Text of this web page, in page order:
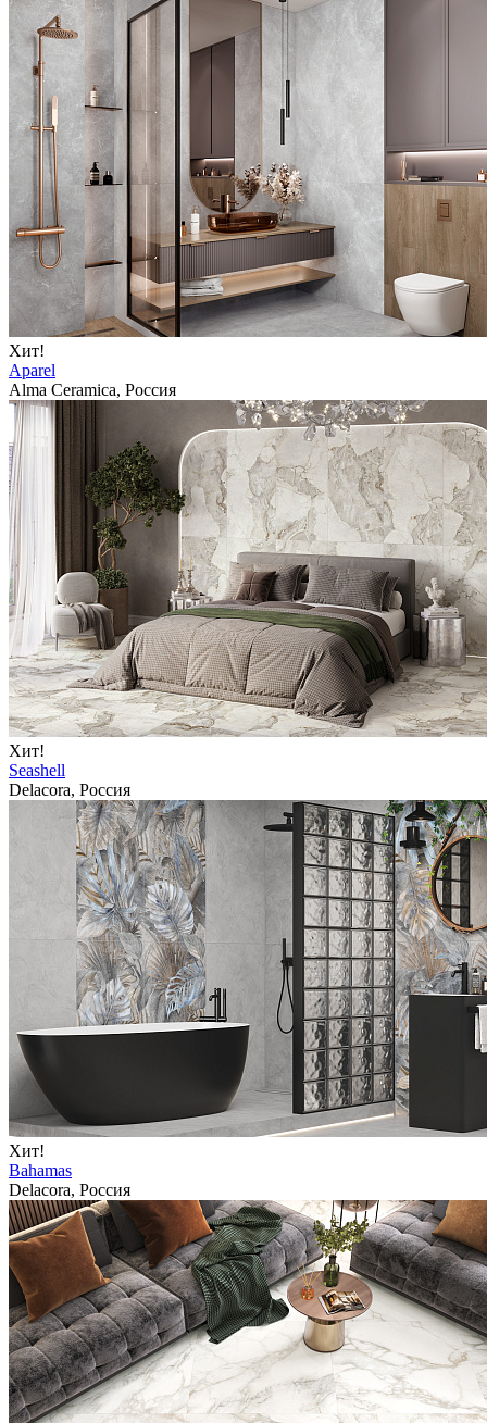
Хит!
Aparel
Alma Ceramica, Россия
Хит!
Seashell
Delacora, Россия
Хит!
Bahamas
Delacora, Россия